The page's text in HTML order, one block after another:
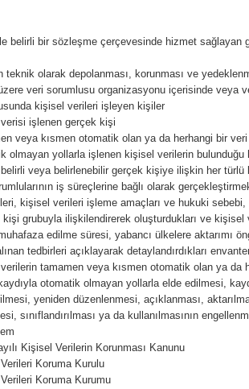
belirli bir sözleşme çerçevesinde hizmet sağlayan
teknik olarak depolanması, korunması ve
veri sorumlusu organizasyonu içerisinde veya
kişisel verileri işleyen kişiler
işlenen gerçek kişi
veya kısmen otomatik olan ya da herhangi bir
olmayan yollarla işlenen kişisel verilerin bulunduğu
veya belirlenebilir gerçek kişiye ilişkin her türlü
iş süreçlerine bağlı olarak
kişisel verileri işleme amaçları ve hukuki sebebi,
kişi grubuyla ilişkilendirerek oluşturdukları ve
edilme süresi, yabancı ülkelere aktarımı
tedbirleri açıklayarak detaylandırdıkları
tamamen veya kısmen otomatik olan ya da
otomatik olmayan yollarla elde edilmesi,
yeniden düzenlenmesi, açıklanması,
sınıflandırılması ya da kullanılmasının
Kişisel Verilerin Korunması Kanunu
Koruma Kurulu
Koruma Kurumu